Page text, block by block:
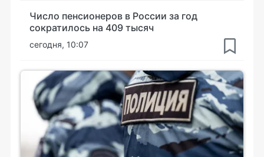
Число пенсионеров в России за год
сократилось на 409 тысяч
сегодня, 10:07